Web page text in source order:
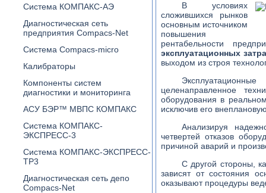
Система КОМПАКС-АЭ
Диагностическая сеть
предприятия Compacs-Net
Система Compacs-micro
Калибраторы
Компоненты систем
диагностики и мониторинга
АСУ БЭР™ МВПС КОМПАКС
Система КОМПАКС-
ЭКСПРЕСС-3
Система КОМПАКС-ЭКСПРЕСС-
ТР3
Диагностическая сеть депо
Compacs-Net
В условиях
сложившихся рынков
основным источником
повышения
рентабельности
эксплуатационных
выходом из строя
целенаправленное
оборудования в
исключив его
Анализируя
четвертей отказов
причиной аварий и
С другой стороны,
зависят от состояния
оказывают процедуры